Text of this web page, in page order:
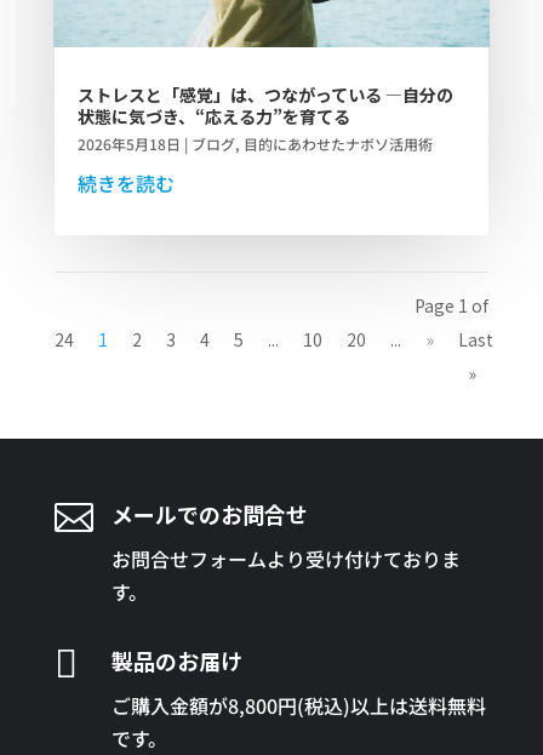
ストレスと「感覚」は、つながっている ―自分の
状態に気づき、“応える力”を育てる
2026年5月18日 | ブログ, 目的にあわせたナボソ活用術
続きを読む
Page 1 of
24
1 2 3 4 5 ... 10 20 ... »
Last
»
 メールでのお問合せ
お問合せフォームより受け付けておりま
す。
 製品のお届け
ご購入金額が8,800円(税込)以上は送料無料
です。